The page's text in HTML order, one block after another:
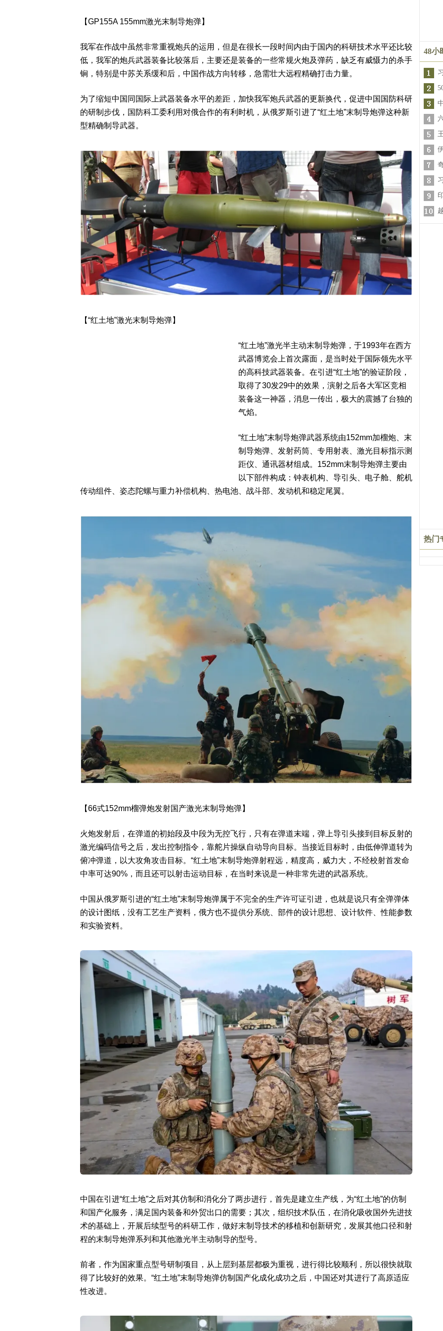
【GP155A 155mm激光末制导炮弹】
我军在作战中虽然非常重视炮兵的运用，但是在很长一段时间内由于国内的科研技术水平还比较
低，我军的炮兵武器装备比较落后，主要还是装备的一些常规火炮及弹药，缺乏有威慑力的杀手
锏，特别是中苏关系缓和后，中国作战方向转移，急需壮大远程精确打击力量。
为了缩短中国同国际上武器装备水平的差距，加快我军炮兵武器的更新换代，促进中国国防科研
的研制步伐，国防科工委利用对俄合作的有利时机，从俄罗斯引进了“红土地”末制导炮弹这种新
型精确制导武器。
【“红土地”激光末制导炮弹】
“红土地”激光半主动末制导炮弹，于1993年在西方
武器博览会上首次露面，是当时处于国际领先水平
的高科技武器装备。在引进“红土地”的验证阶段，
取得了30发29中的效果，演射之后各大军区竞相
装备这一神器，消息一传出，极大的震撼了台独的
气焰。
“红土地”末制导炮弹武器系统由152mm加榴炮、末
制导炮弹、发射药筒、专用射表、激光目标指示测
距仪、通讯器材组成。152mm末制导炮弹主要由
以下部件构成：钟表机构、导引头、电子舱、舵机
传动组件、姿态陀螺与重力补偿机构、热电池、战斗部、发动机和稳定尾翼。
【66式152mm榴弹炮发射国产激光末制导炮弹】
火炮发射后，在弹道的初始段及中段为无控飞行，只有在弹道末端，弹上导引头接到目标反射的
激光编码信号之后，发出控制指令，靠舵片操纵自动导向目标。当接近目标时，由低伸弹道转为
俯冲弹道，以大攻角攻击目标。“红土地”末制导炮弹射程远，精度高，威力大，不经校射首发命
中率可达90%，而且还可以射击运动目标，在当时来说是一种非常先进的武器系统。
中国从俄罗斯引进的“红土地”末制导炮弹属于不完全的生产许可证引进，也就是说只有全弹弹体
的设计图纸，没有工艺生产资料，俄方也不提供分系统、部件的设计思想、设计软件、性能参数
和实验资料。
中国在引进“红土地”之后对其仿制和消化分了两步进行，首先是建立生产线，为“红土地”的仿制
和国产化服务，满足国内装备和外贸出口的需要；其次，组织技术队伍，在消化吸收国外先进技
术的基础上，开展后续型号的科研工作，做好末制导技术的移植和创新研究，发展其他口径和射
程的末制导炮弹系列和其他激光半主动制导的型号。
前者，作为国家重点型号研制项目，从上层到基层都极为重视，进行得比较顺利，所以很快就取
得了比较好的效果。“红土地”末制导炮弹仿制国产化成化成功之后，中国还对其进行了高原适应
性改进。
48小
热门